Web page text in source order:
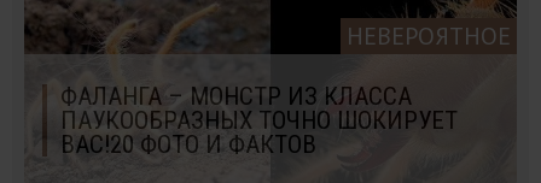
НЕВЕРОЯТНОЕ
ФАЛАНГА – МОНСТР ИЗ КЛАССА
ПАУКООБРАЗНЫХ ТОЧНО ШОКИРУЕТ
ВАС!20 ФОТО И ФАКТОВ